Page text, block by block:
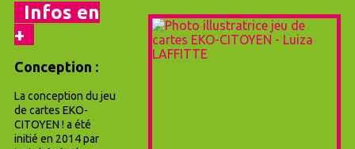
Infos en
+
Conception :
La conception du jeu
de cartes EKO-
CITOYEN ! a été
initié en 2014 par